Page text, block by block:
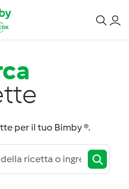
per il tuo Bimby ®.